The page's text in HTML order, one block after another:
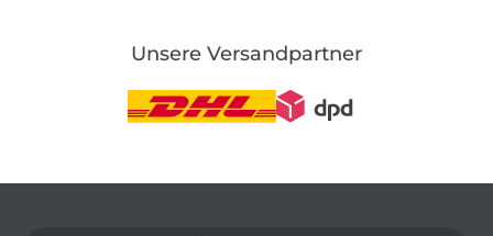
Unsere Versandpartner